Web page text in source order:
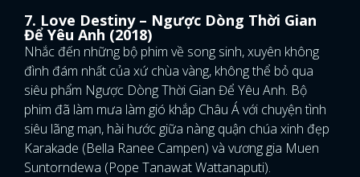
7. Love Destiny – Ngược Dòng Thời Gian
Để Yêu Anh (2018)
Nhắc đến những bộ phim về song sinh, xuyên không
đình đám nhất của xứ chùa vàng, không thể bỏ qua
siêu phẩm Ngược Dòng Thời Gian Để Yêu Anh. Bộ
phim đã làm mưa làm gió khắp Châu Á với chuyện tình
siêu lãng mạn, hài hước giữa nàng quận chúa xinh đẹp
Karakade (Bella Ranee Campen) và vương gia Muen
Suntorndewa (Pope Tanawat Wattanaputi).